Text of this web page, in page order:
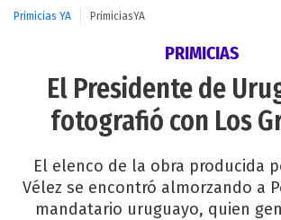
Primicias YA PrimiciasYA
PRIMICIAS
El Presidente de
fotografió con Los
El elenco de la obra producida
Vélez se encontró almorzando a
mandatario uruguayo, quien